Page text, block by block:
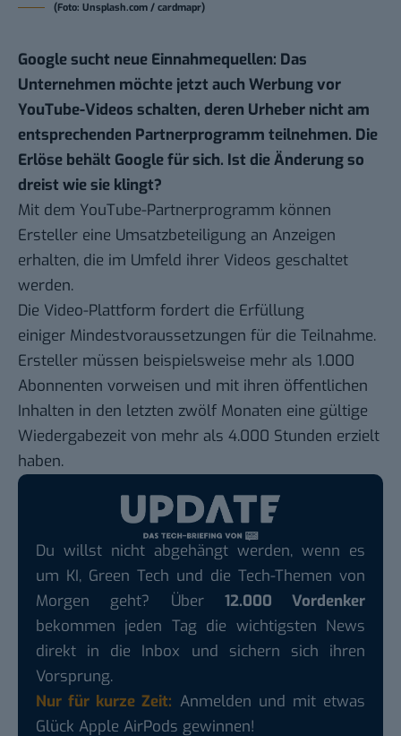
(Foto: Unsplash.com / cardmapr)
Google sucht neue Einnahmequellen: Das
Unternehmen möchte jetzt auch Werbung vor
YouTube-Videos schalten, deren Urheber nicht am
entsprechenden Partnerprogramm teilnehmen. Die
Erlöse behält Google für sich. Ist die Änderung so
dreist wie sie klingt?
Mit dem YouTube-Partnerprogramm können
Ersteller eine Umsatzbeteiligung an Anzeigen
erhalten, die im Umfeld ihrer Videos geschaltet
werden.
Die Video-Plattform fordert die Erfüllung
einiger Mindestvoraussetzungen für die Teilnahme.
Ersteller müssen beispielsweise mehr als 1.000
Abonnenten vorweisen und mit ihren öffentlichen
Inhalten in den letzten zwölf Monaten eine gültige
Wiedergabezeit von mehr als 4.000 Stunden erzielt
haben.
Du willst nicht abgehängt werden, wenn es
um KI, Green Tech und die Tech-Themen von
Morgen geht? Über 12.000 Vordenker
bekommen jeden Tag die wichtigsten News
direkt in die Inbox und sichern sich ihren
Vorsprung.
Nur für kurze Zeit: Anmelden und mit etwas
Glück Apple AirPods gewinnen!